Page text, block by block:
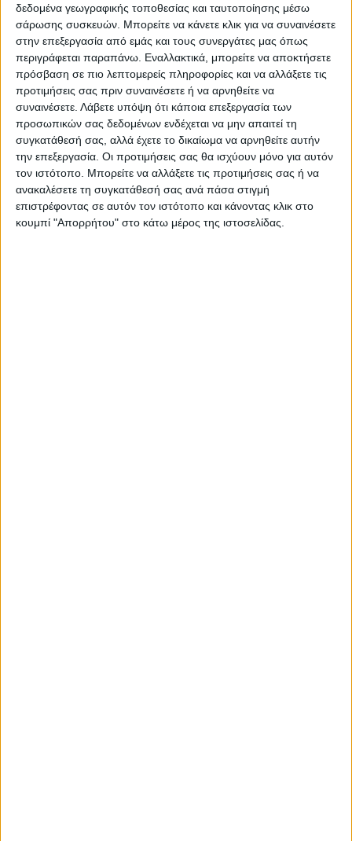
δεδομένα γεωγραφικής τοποθεσίας και ταυτοποίησης μέσω
σάρωσης συσκευών. Μπορείτε να κάνετε κλικ για να συναινέσετε
στην επεξεργασία από εμάς και τους συνεργάτες μας όπως
περιγράφεται παραπάνω. Εναλλακτικά, μπορείτε να αποκτήσετε
πρόσβαση σε πιο λεπτομερείς πληροφορίες και να αλλάξετε τις
προτιμήσεις σας πριν συναινέσετε ή να αρνηθείτε να
συναινέσετε. Λάβετε υπόψη ότι κάποια επεξεργασία των
προσωπικών σας δεδομένων ενδέχεται να μην απαιτεί τη
συγκατάθεσή σας, αλλά έχετε το δικαίωμα να αρνηθείτε αυτήν
την επεξεργασία. Οι προτιμήσεις σας θα ισχύουν μόνο για αυτόν
τον ιστότοπο. Μπορείτε να αλλάξετε τις προτιμήσεις σας ή να
ανακαλέσετε τη συγκατάθεσή σας ανά πάσα στιγμή
επιστρέφοντας σε αυτόν τον ιστότοπο και κάνοντας κλικ στο
κουμπί "Απορρήτου" στο κάτω μέρος της ιστοσελίδας.
https://neosagon.gr
Η Αρχαιότερη Καθημερινή Πρωινή Εφημερίδα της Καρδίτσας
ΠΑΡΟΜΟΙΑ ΑΡΘΡΑ